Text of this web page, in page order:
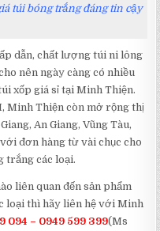
túi bóng trắng đáng tin cậy
dẫn, chất lượng túi ni lông
nên ngày càng có nhiều
xốp giá sỉ tại Minh Thiện.
Minh Thiện còn mở rộng thị
An Giang, Vũng Tàu,
đơn hàng từ vài chục cho
trắng các loại.
liên quan đến sản phẩm
loại thì hãy liên hệ với Minh
094 – 0949 599 399(Ms